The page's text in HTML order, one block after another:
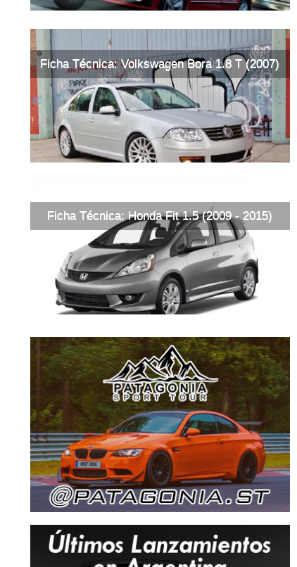
Ficha Técnica: Volkswagen Bora 1.8 T (2007)
Ficha Técnica: Honda Fit 1.5 (2009 - 2015)